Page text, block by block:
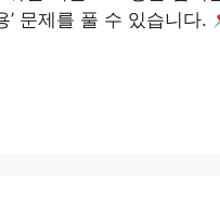
’ 문제를 풀 수 있습니다.